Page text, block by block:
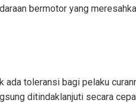
bermotor yang
toleransi bagi pelaku
ditindaklanjuti secara